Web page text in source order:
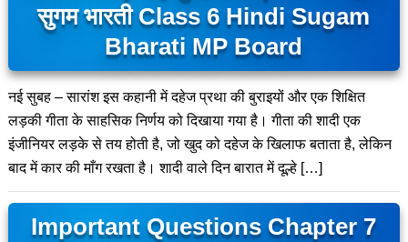
सुगम भारती Class 6 Hindi Sugam
Bharati MP Board
नई सुबह – सारांश इस कहानी में दहेज प्रथा की बुराइयों और एक शिक्षित
लड़की गीता के साहसिक निर्णय को दिखाया गया है। गीता की शादी एक
इंजीनियर लड़के से तय होती है, जो खुद को दहेज के खिलाफ बताता है, लेकिन
बाद में कार की माँग रखता है। शादी वाले दिन बारात में दूल्हे […]
Important Questions Chapter 7